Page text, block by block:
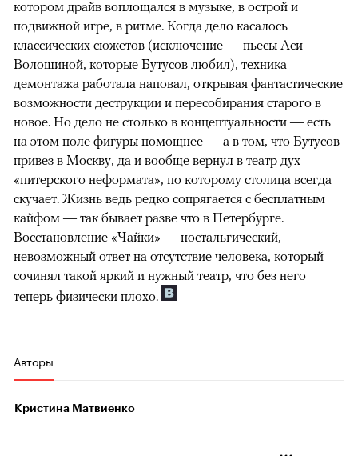
котором драйв воплощался в музыке, в острой и
подвижной игре, в ритме. Когда дело касалось
классических сюжетов (исключение — пьесы Аси
Волошиной, которые Бутусов любил), техника
демонтажа работала наповал, открывая фантастические
возможности деструкции и пересобирания старого в
новое. Но дело не столько в концептуальности — есть
на этом поле фигуры помощнее — а в том, что Бутусов
привез в Москву, да и вообще вернул в театр дух
«питерского неформата», по которому столица всегда
скучает. Жизнь ведь редко сопрягается с бесплатным
кайфом — так бывает разве что в Петербурге.
Восстановление «Чайки» — ностальгический,
невозможный ответ на отсутствие человека, который
сочинял такой яркий и нужный театр, что без него
теперь физически плохо.
Авторы
Кристина Матвиенко